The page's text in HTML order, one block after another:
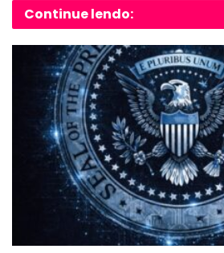
Continue lendo: